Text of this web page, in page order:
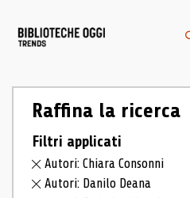
Raffina la ricerca
Filtri applicati
Autori: Chiara Consonni
Autori: Danilo Deana